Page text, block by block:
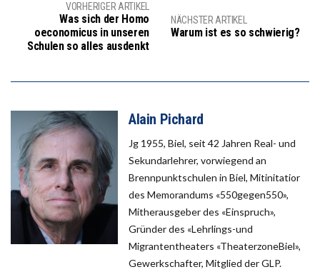
VORHERIGER ARTIKEL
Was sich der Homo
oeconomicus in unseren
Schulen so alles ausdenkt
NÄCHSTER ARTIKEL
Warum ist es so schwierig?
Alain Pichard
Jg 1955, Biel, seit 42 Jahren Real- und
Sekundarlehrer, vorwiegend an
Brennpunktschulen in Biel, Mitinitatior
des Memorandums «550gegen550»,
Mitherausgeber des «Einspruch»,
Gründer des «Lehrlings-und
Migrantentheaters «TheaterzoneBiel»,
Gewerkschafter, Mitglied der GLP.